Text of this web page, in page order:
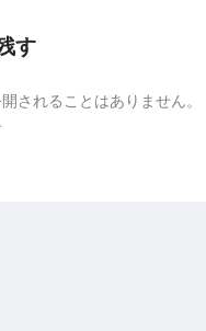
す
されることはありません。